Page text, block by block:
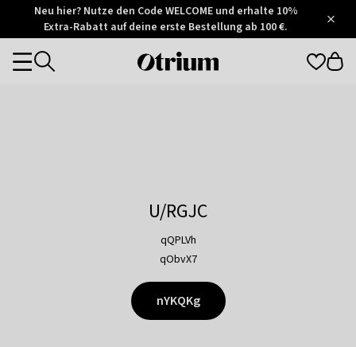
Otrium
Trustpilot
Neu hier? Nutze den Code WELCOME und erhalte 10%
Extra-Rabatt auf deine erste Bestellung ab 100 €.
Otrium
Categories
U/RGJC
qQPLVh
qObvX7
nYKQKg